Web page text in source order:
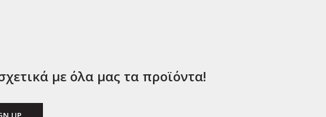
με όλα μας τα προϊόντα!